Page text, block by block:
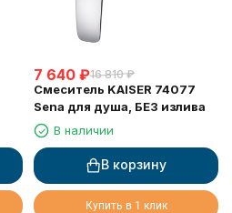
7 640 ₽16 810 ₽
Смеситель KAISER 74077
Sena для душа, БЕЗ излива
В наличии
В корзину
Купить в 1 клик